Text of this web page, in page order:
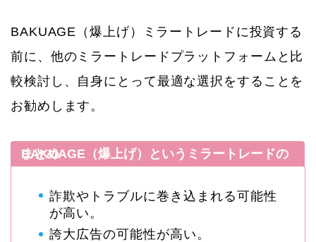
BAKUAGE（爆上げ）ミラートレードに投資する
前に、他のミラートレードプラットフォームと比
較検討し、自身にとって最適な選択をすることを
お勧めします。
BAKUAGE（爆上げ）というミラートレードのまとめ
詐欺やトラブルに巻き込まれる可能性
が高い。
誇大広告の可能性が高い。